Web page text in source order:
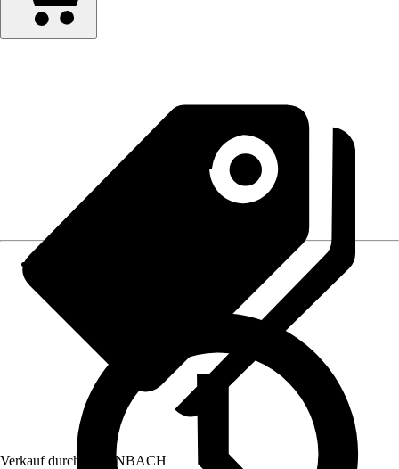
Verkauf durch: HORNBACH